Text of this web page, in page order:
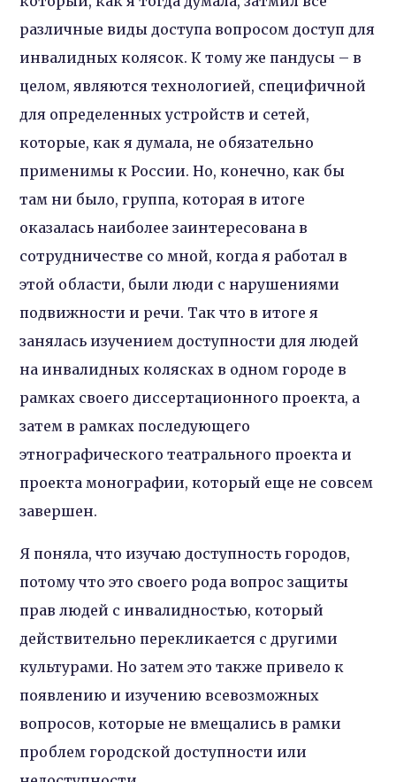
различные виды доступа вопросом доступ для
инвалидных колясок. К тому же пандусы – в
целом, являются технологией, специфичной
для определенных устройств и сетей,
которые, как я думала, не обязательно
применимы к России. Но, конечно, как бы
там ни было, группа, которая в итоге
оказалась наиболее заинтересована в
сотрудничестве со мной, когда я работал в
этой области, были люди с нарушениями
подвижности и речи. Так что в итоге я
занялась изучением доступности для людей
на инвалидных колясках в одном городе в
рамках своего диссертационного проекта, а
затем в рамках последующего
этнографического театрального проекта и
проекта монографии, который еще не совсем
завершен.
Я поняла, что изучаю доступность городов,
потому что это своего рода вопрос защиты
прав людей с инвалидностью, который
действительно перекликается с другими
культурами. Но затем это также привело к
появлению и изучению всевозможных
вопросов, которые не вмещались в рамки
проблем городской доступности или